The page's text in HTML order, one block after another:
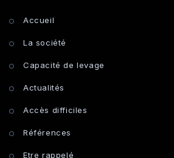
Accueil
La société
Capacité de levage
Actualités
Accès difficiles
Références
Etre rappelé